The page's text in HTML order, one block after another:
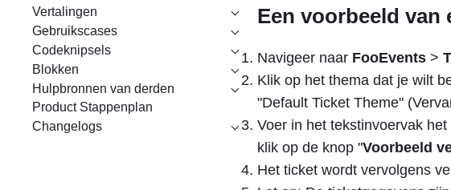
Vertalingen
Gebruikscases
Codeknipsels
Blokken
Hulpbronnen van derden
Product Stappenplan
Changelogs
Een voorbeeld van
Navigeer naar FooEvents >
Klik op het thema dat je wilt
"Default Ticket Theme"
Voer in het tekstinvoervak
klik op de knop "Voorbeeld
Het ticket wordt vervolgens